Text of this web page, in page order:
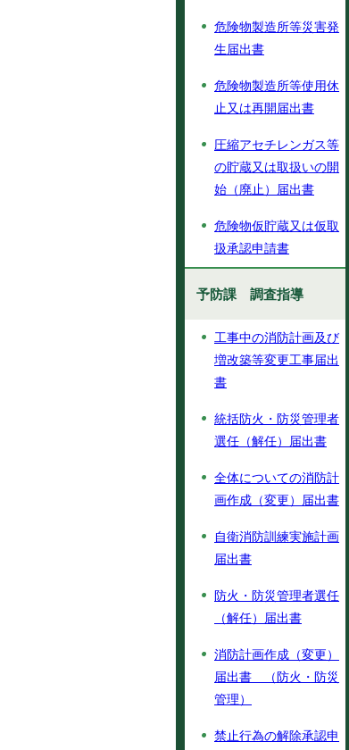
危険物製造所等災害発
生届出書
危険物製造所等使用休
止又は再開届出書
圧縮アセチレンガス等
の貯蔵又は取扱いの開
始（廃止）届出書
危険物仮貯蔵又は仮取
扱承認申請書
予防課 調査指導
工事中の消防計画及び
増改築等変更工事届出
書
統括防火・防災管理者
選任（解任）届出書
全体についての消防計
画作成（変更）届出書
自衛消防訓練実施計画
届出書
防火・防災管理者選任
（解任）届出書
消防計画作成（変更）
届出書 （防火・防災
管理）
禁止行為の解除承認申